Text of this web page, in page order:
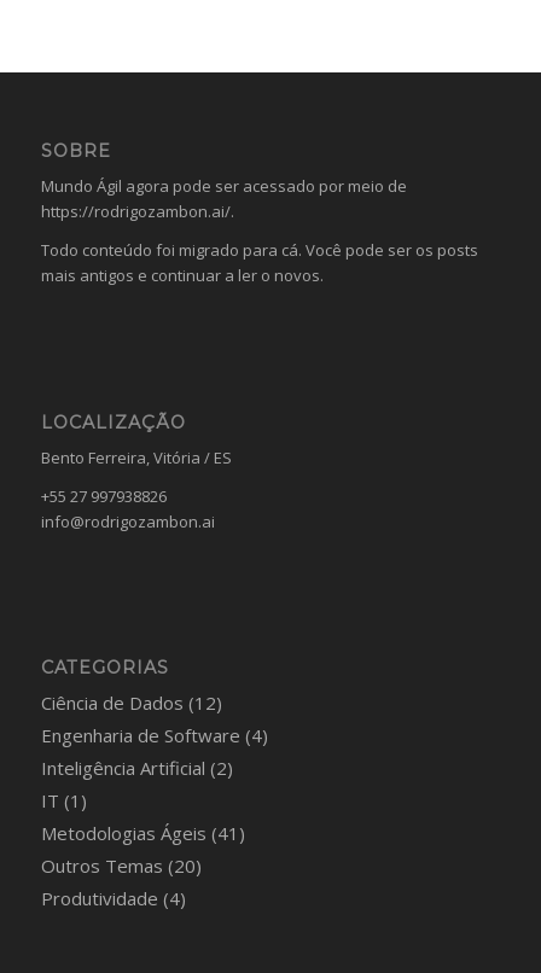
SOBRE
Mundo Ágil agora pode ser acessado por meio de
https://rodrigozambon.ai/.
Todo conteúdo foi migrado para cá. Você pode ser os posts
mais antigos e continuar a ler o novos.
LOCALIZAÇÃO
Bento Ferreira, Vitória / ES
+55 27 997938826
info@rodrigozambon.ai
CATEGORIAS
Ciência de Dados (12)
Engenharia de Software (4)
Inteligência Artificial (2)
IT (1)
Metodologias Ágeis (41)
Outros Temas (20)
Produtividade (4)